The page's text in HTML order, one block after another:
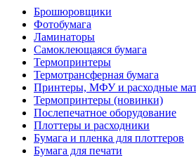
Брошюровщики
Фотобумага
Ламинаторы
Самоклеющаяся бумага
Термопринтеры
Термотрансферная бумага
Принтеры, МФУ и расходные
Термопринтеры (новинки)
Послепечатное оборудование
Плоттеры и расходники
Бумага и пленка для плоттеров
Бумага для печати